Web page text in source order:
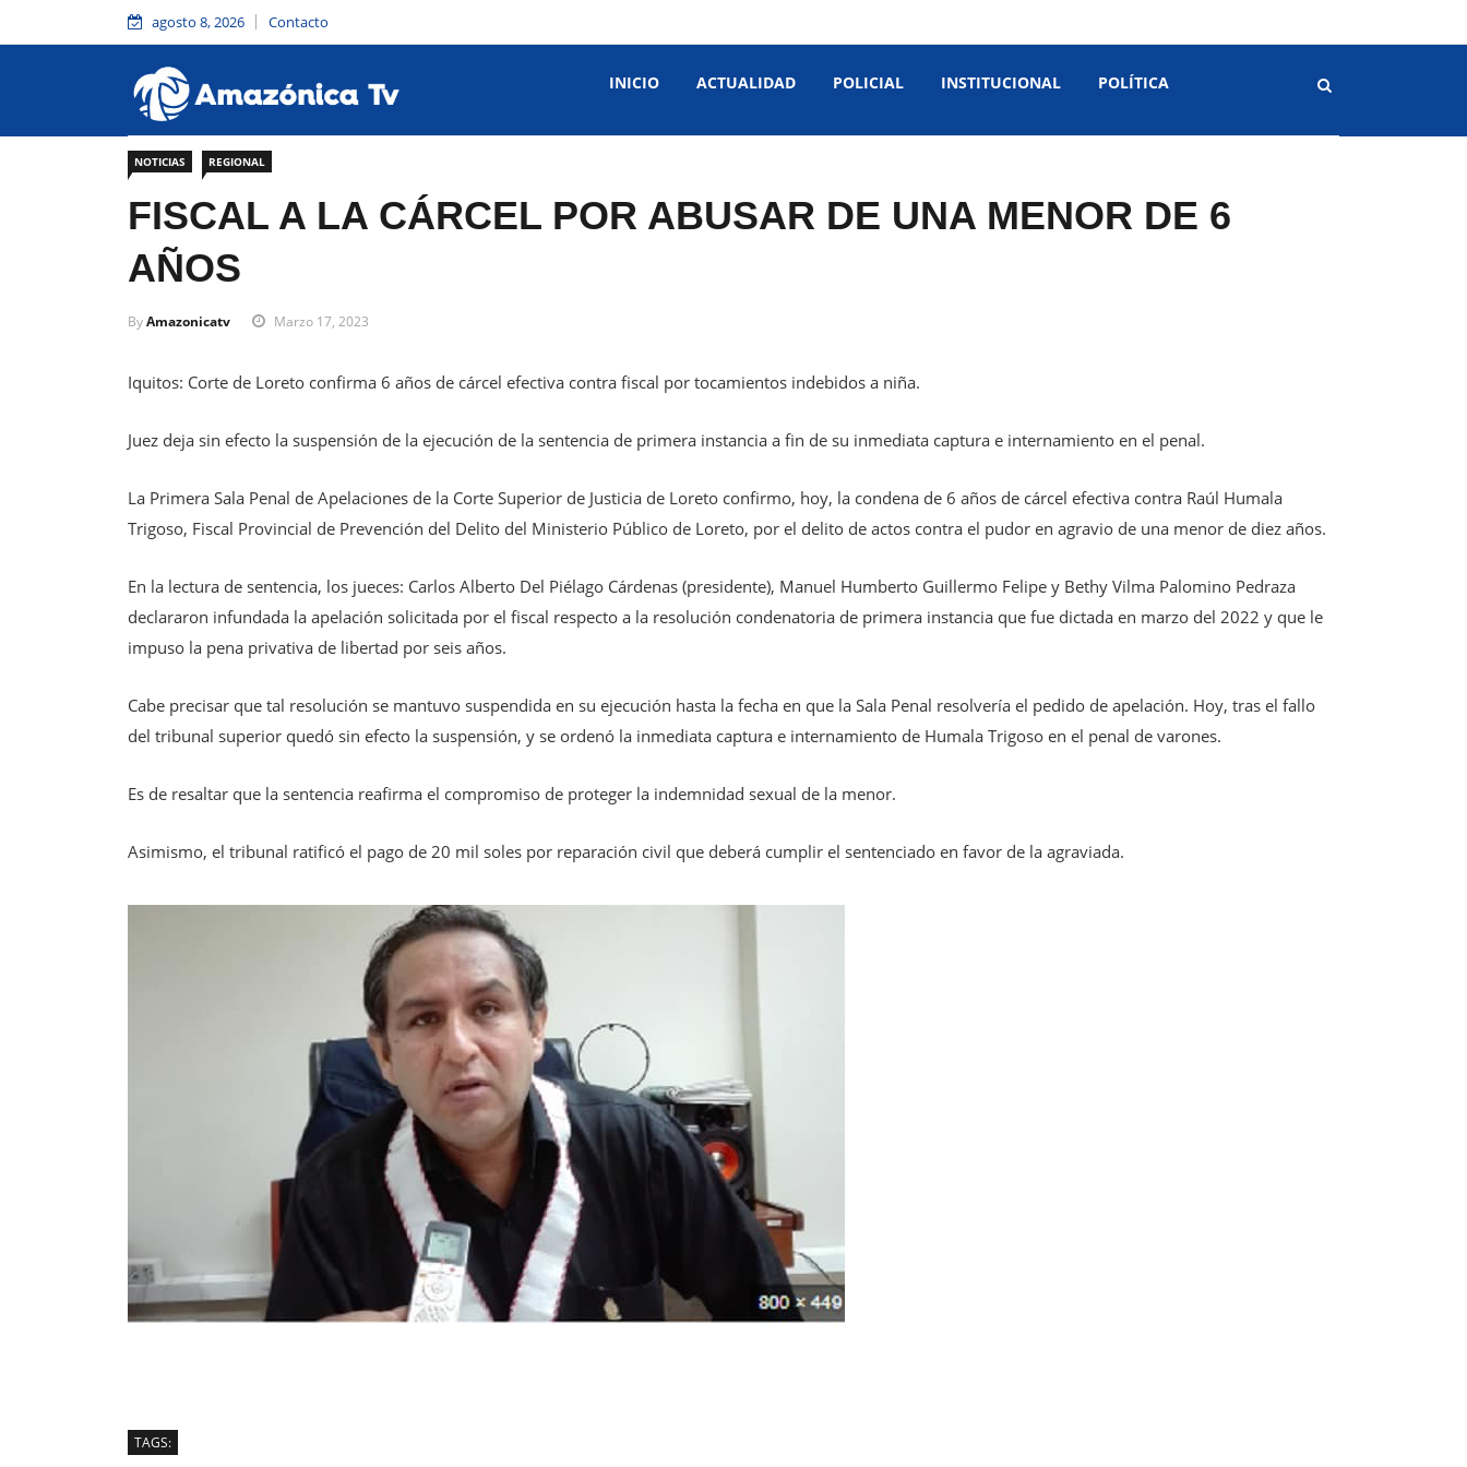
agosto 8, 2026 Contacto
INICIO ACTUALIDAD POLICIAL INSTITUCIONAL POLÍTICA
NOTICIAS REGIONAL
FISCAL A LA CÁRCEL POR ABUSAR DE UNA MENOR DE 6
AÑOS
ByAmazonicatv Marzo 17, 2023
Iquitos: Corte de Loreto confirma 6 años de cárcel efectiva contra fiscal por tocamientos indebidos a niña.
Juez deja sin efecto la suspensión de la ejecución de la sentencia de primera instancia a fin de su inmediata captura e internamiento en el penal.
La Primera Sala Penal de Apelaciones de la Corte Superior de Justicia de Loreto confirmo, hoy, la condena de 6 años de cárcel efectiva contra Raúl Humala
Trigoso, Fiscal Provincial de Prevención del Delito del Ministerio Público de Loreto, por el delito de actos contra el pudor en agravio de una menor de diez años.
En la lectura de sentencia, los jueces: Carlos Alberto Del Piélago Cárdenas (presidente), Manuel Humberto Guillermo Felipe y Bethy Vilma Palomino Pedraza
declararon infundada la apelación solicitada por el fiscal respecto a la resolución condenatoria de primera instancia que fue dictada en marzo del 2022 y que le
impuso la pena privativa de libertad por seis años.
Cabe precisar que tal resolución se mantuvo suspendida en su ejecución hasta la fecha en que la Sala Penal resolvería el pedido de apelación. Hoy, tras el fallo
del tribunal superior quedó sin efecto la suspensión, y se ordenó la inmediata captura e internamiento de Humala Trigoso en el penal de varones.
Es de resaltar que la sentencia reafirma el compromiso de proteger la indemnidad sexual de la menor.
Asimismo, el tribunal ratificó el pago de 20 mil soles por reparación civil que deberá cumplir el sentenciado en favor de la agraviada.
TAGS: